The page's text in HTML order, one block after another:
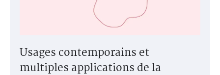
Usages contemporains et
multiples applications de la